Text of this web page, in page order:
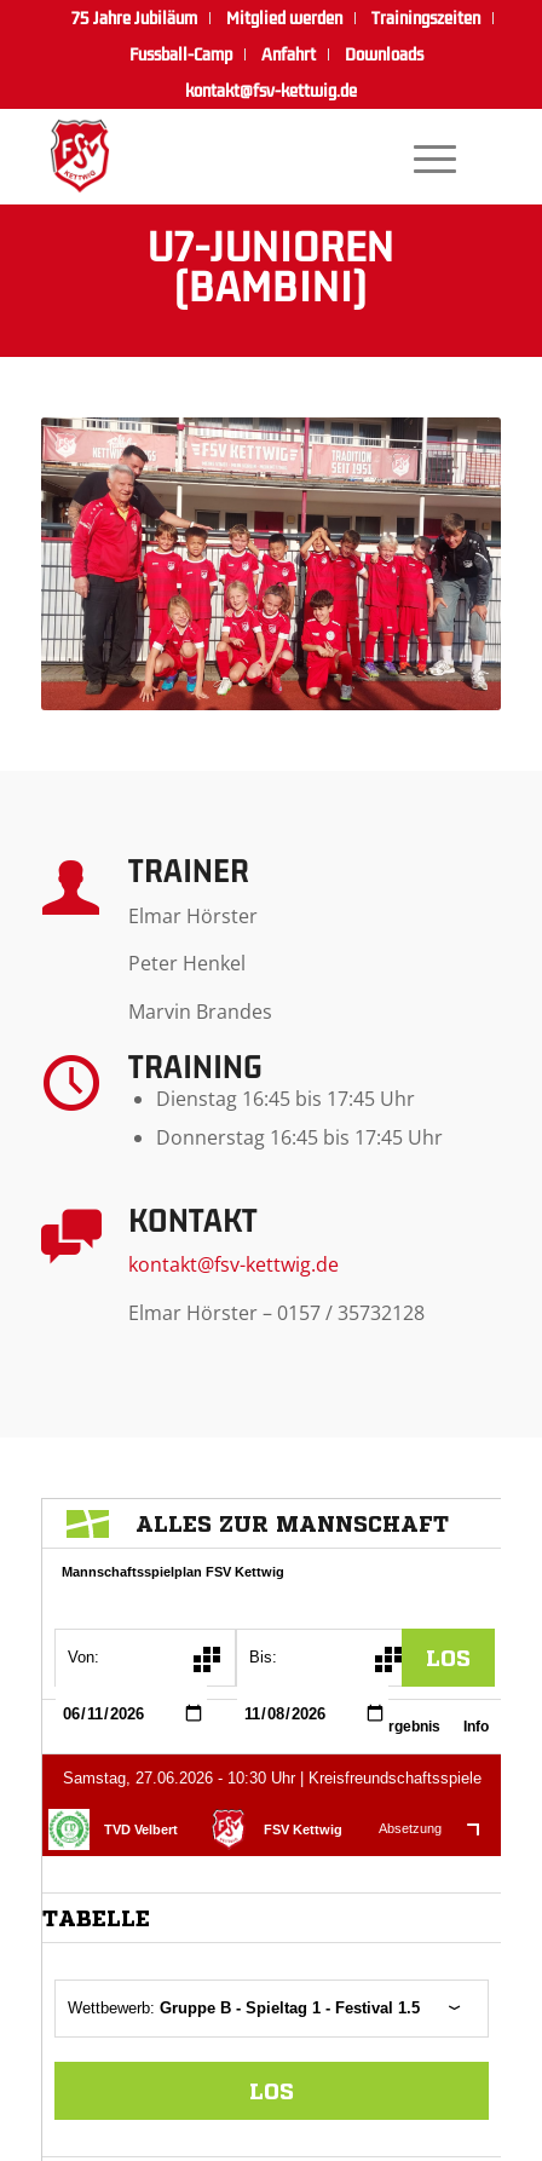
75 Jahre Jubiläum Mitglied werden
Trainingszeiten
Fussball-Camp
Anfahrt
Downloads
kontakt@fsv-kettwig.de
U7-JUNIOREN
(BAMBINI)
TRAINER
Elmar Hörster
Peter Henkel
Marvin Brandes
TRAINING
Dienstag 16:45 bis 17:45 Uhr
Donnerstag 16:45 bis 17:45 Uhr
KONTAKT
kontakt@fsv-kettwig.de
Elmar Hörster – 0157 / 35732128